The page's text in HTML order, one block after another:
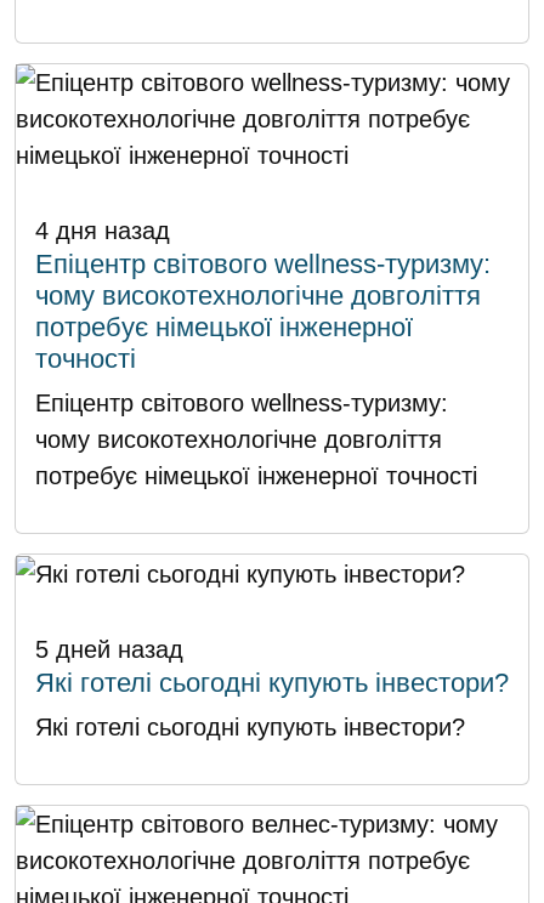
4 дня назад
Епіцентр світового wellness-туризму:
чому високотехнологічне довголіття
потребує німецької інженерної
точності
Епіцентр світового wellness-туризму:
чому високотехнологічне довголіття
потребує німецької інженерної точності
5 дней назад
Які готелі сьогодні купують інвестори?
Які готелі сьогодні купують інвестори?